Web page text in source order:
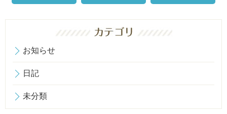
お知らせ
日記
未分類